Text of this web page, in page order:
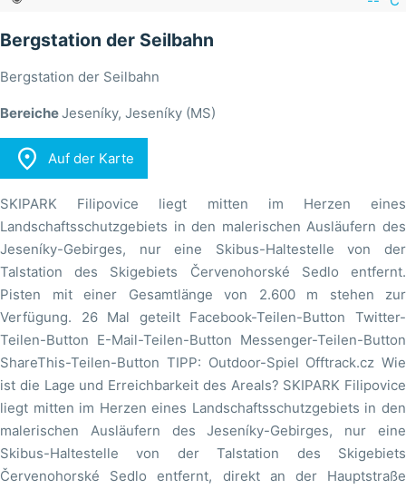
Bergstation der Seilbahn
Bergstation der Seilbahn
BereicheJeseníky, Jeseníky (MS)
 Auf der Karte
SKIPARK Filipovice liegt mitten im Herzen eines
Landschaftsschutzgebiets in den malerischen Ausläufern des
Jeseníky-Gebirges, nur eine Skibus-Haltestelle von der
Talstation des Skigebiets Červenohorské Sedlo entfernt.
Pisten mit einer Gesamtlänge von 2.600 m stehen zur
Verfügung. 26 Mal geteilt Facebook-Teilen-Button Twitter-
Teilen-Button E-Mail-Teilen-Button Messenger-Teilen-Button
ShareThis-Teilen-Button TIPP: Outdoor-Spiel Offtrack.cz Wie
ist die Lage und Erreichbarkeit des Areals? SKIPARK Filipovice
liegt mitten im Herzen eines Landschaftsschutzgebiets in den
malerischen Ausläufern des Jeseníky-Gebirges, nur eine
Skibus-Haltestelle von der Talstation des Skigebiets
Červenohorské Sedlo entfernt, direkt an der Hauptstraße